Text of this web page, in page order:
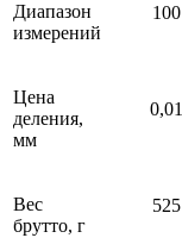
Диапазон
измерений
100
Цена
деления,
мм
0,01
Вес
брутто, г
525